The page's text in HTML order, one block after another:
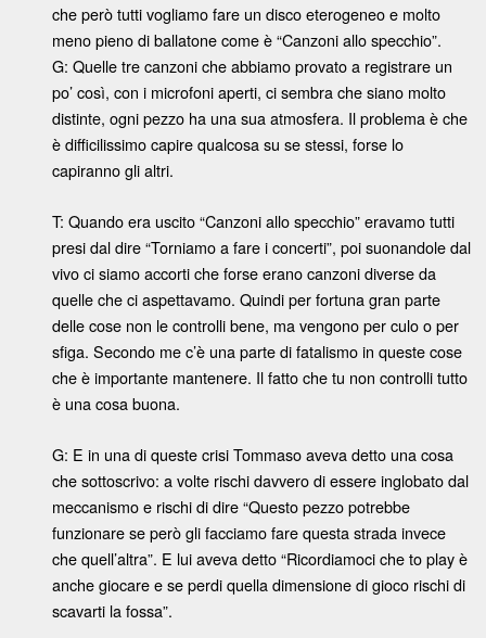
che però tutti vogliamo fare un disco eterogeneo e molto
meno pieno di ballatone come è “Canzoni allo specchio”.
G: Quelle tre canzoni che abbiamo provato a registrare un
po’ così, con i microfoni aperti, ci sembra che siano molto
distinte, ogni pezzo ha una sua atmosfera. Il problema è che
è difficilissimo capire qualcosa su se stessi, forse lo
capiranno gli altri.
T: Quando era uscito “Canzoni allo specchio” eravamo tutti
presi dal dire “Torniamo a fare i concerti”, poi suonandole dal
vivo ci siamo accorti che forse erano canzoni diverse da
quelle che ci aspettavamo. Quindi per fortuna gran parte
delle cose non le controlli bene, ma vengono per culo o per
sfiga. Secondo me c’è una parte di fatalismo in queste cose
che è importante mantenere. Il fatto che tu non controlli tutto
è una cosa buona.
G: E in una di queste crisi Tommaso aveva detto una cosa
che sottoscrivo: a volte rischi davvero di essere inglobato dal
meccanismo e rischi di dire “Questo pezzo potrebbe
funzionare se però gli facciamo fare questa strada invece
che quell’altra”. E lui aveva detto “Ricordiamoci che to play è
anche giocare e se perdi quella dimensione di gioco rischi di
scavarti la fossa”.